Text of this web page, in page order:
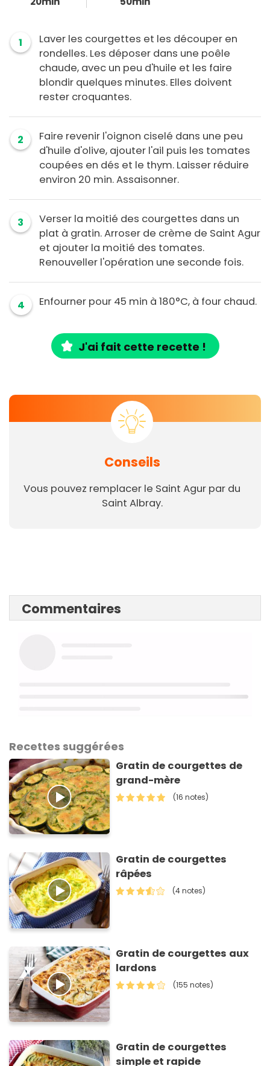
1
Laver les courgettes et les découper en
rondelles. Les déposer dans une poêle
chaude, avec un peu d'huile et les faire
blondir quelques minutes. Elles doivent
rester croquantes.
2
Faire revenir l'oignon ciselé dans une peu
d'huile d'olive, ajouter l'ail puis les tomates
coupées en dés et le thym. Laisser réduire
environ 20 min. Assaisonner.
3
Verser la moitié des courgettes dans un
plat à gratin. Arroser de crème de Saint Agur
et ajouter la moitié des tomates.
Renouveller l'opération une seconde fois.
4 Enfourner pour 45 min à 180°C, à four chaud.
J'ai fait cette recette !
Conseils
Vous pouvez remplacer le Saint Agur par du
Saint Albray.
Commentaires
Recettes suggérées
Gratin de courgettes de
grand-mère
(16 notes)
Gratin de courgettes
râpées
(4 notes)
Gratin de courgettes aux
lardons
(155 notes)
Gratin de courgettes
simple et rapide